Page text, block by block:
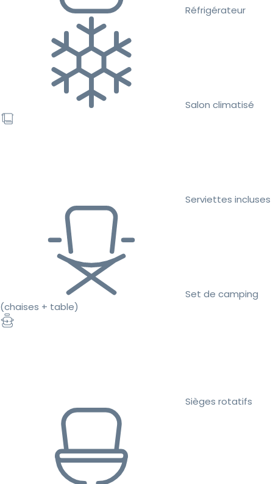
Réfrigérateur
Salon climatisé
Serviettes incluses
Set de camping
(chaises + table)
Sièges rotatifs